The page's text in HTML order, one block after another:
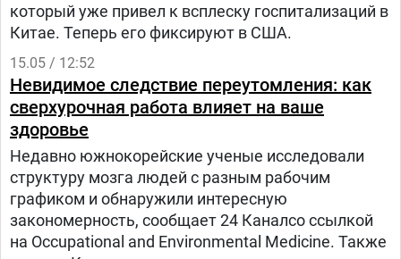
который уже привел к всплеску госпитализаций в
Китае. Теперь его фиксируют в США.
15.05 / 12:52
Невидимое следствие переутомления: как
сверхурочная работа влияет на ваше
здоровье
Недавно южнокорейские ученые исследовали
структуру мозга людей с разным рабочим
графиком и обнаружили интересную
закономерность, сообщает 24 Каналсо ссылкой
на Occupational and Environmental Medicine. Также